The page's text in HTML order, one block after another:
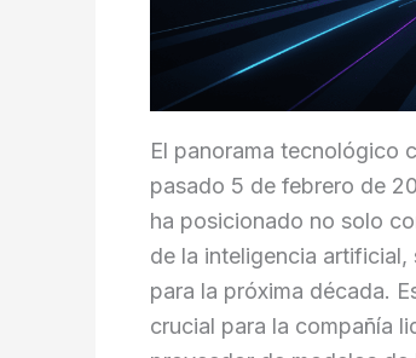
El panorama tecnológico
pasado 5 de febrero de
ha posicionado no solo
de la inteligencia
para la próxima década.
crucial para la compañía